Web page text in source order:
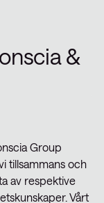
&
Group
tillsammans och
av respektive
Vårt